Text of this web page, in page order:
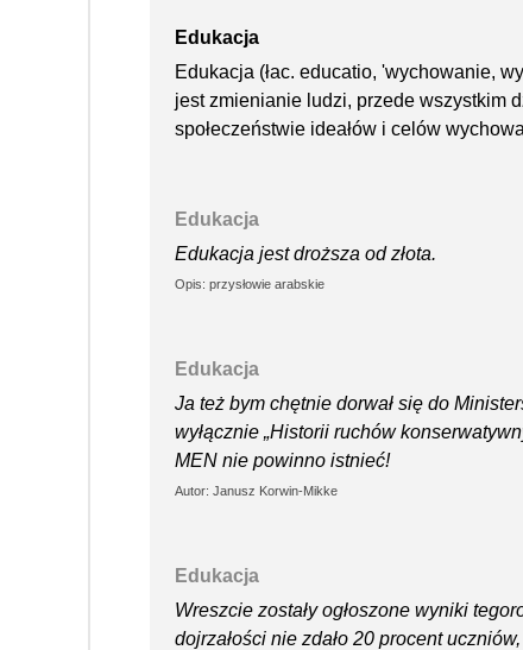
Edukacja
Edukacja (łac. educatio, 'wychowanie,
jest zmienianie ludzi, przede wszystkim
społeczeństwie ideałów i celów
Edukacja
Edukacja jest droższa od złota.
Opis: przysłowie arabskie
Edukacja
Ja też bym chętnie dorwał się do
wyłącznie „Historii ruchów
MEN nie powinno istnieć!
Autor: Janusz Korwin-Mikke
Edukacja
Wreszcie zostały ogłoszone wyniki
dojrzałości nie zdało 20 procent